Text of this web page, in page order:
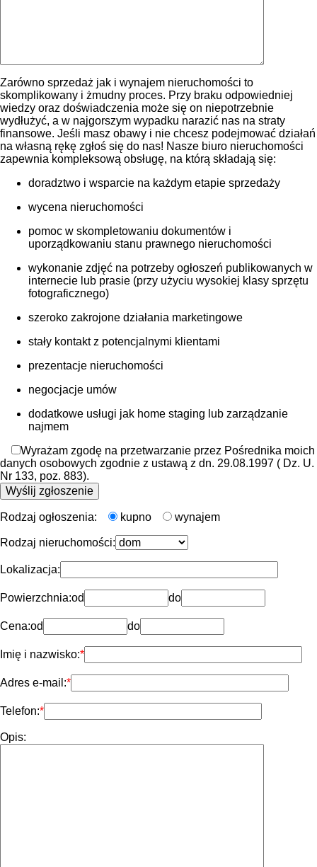
Zarówno sprzedaż jak i wynajem nieruchomości to
skomplikowany i żmudny proces. Przy braku odpowiedniej
wiedzy oraz doświadczenia może się on niepotrzebnie
wydłużyć, a w najgorszym wypadku narazić nas na straty
finansowe. Jeśli masz obawy i nie chcesz podejmować działań
na własną rękę zgłoś się do nas! Nasze biuro nieruchomości
zapewnia kompleksową obsługę, na którą składają się:
doradztwo i wsparcie na każdym etapie sprzedaży
wycena nieruchomości
pomoc w skompletowaniu dokumentów i
uporządkowaniu stanu prawnego nieruchomości
wykonanie zdjęć na potrzeby ogłoszeń publikowanych w
internecie lub prasie (przy użyciu wysokiej klasy sprzętu
fotograficznego)
szeroko zakrojone działania marketingowe
stały kontakt z potencjalnymi klientami
prezentacje nieruchomości
negocjacje umów
dodatkowe usługi jak home staging lub zarządzanie
najmem
Wyrażam zgodę na przetwarzanie przez Pośrednika moich
danych osobowych zgodnie z ustawą z dn. 29.08.1997 ( Dz. U.
Nr 133, poz. 883).
Rodzaj ogłoszenia: kupno wynajem
Rodzaj nieruchomości:
Lokalizacja:
Powierzchnia:od do
Cena:od do
Imię i nazwisko:
Adres e-mail:
Telefon:
Opis: